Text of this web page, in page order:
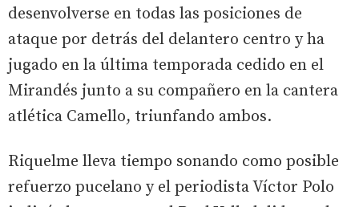
desenvolverse en todas las posiciones de
ataque por detrás del delantero centro y ha
jugado en la última temporada cedido en el
Mirandés junto a su compañero en la cantera
atlética Camello, triunfando ambos.
Riquelme lleva tiempo sonando como posible
refuerzo pucelano y el periodista Víctor Polo